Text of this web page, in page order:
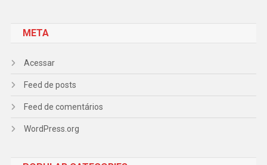
META
Acessar
Feed de posts
Feed de comentários
WordPress.org